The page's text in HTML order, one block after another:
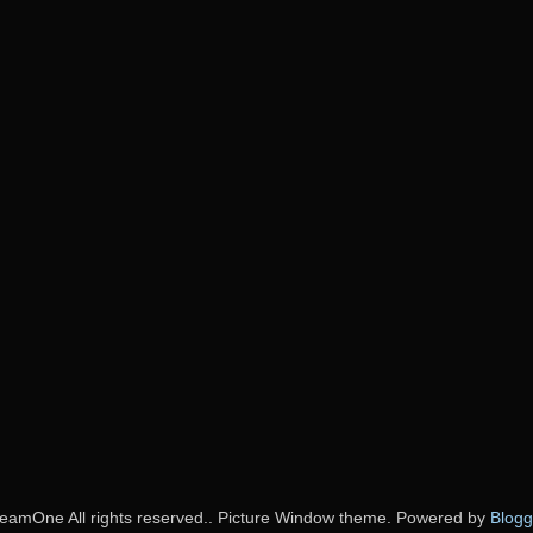
All rights reserved.. Picture Window theme. Powered by